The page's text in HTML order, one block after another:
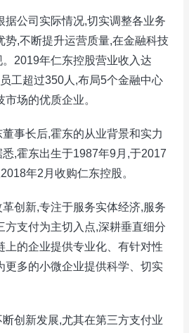
公司实际情况,切实调整各业务
势,不断提升运营质量,在金融科技
2019年仁东控股营业收入达
工超过350人,布局5个金融中心
场的优质企业。
长后,霍东的从业背景和实力
,霍东出生于1987年9月,于2017
年2月收购仁东控股。
新,专注于服务实体经济,服务
方支付为主切入点,深耕垂直细分
上的企业提供专业化、有针对性
更多的小微企业提供科学、切实
新发展,尤其在第三方支付业